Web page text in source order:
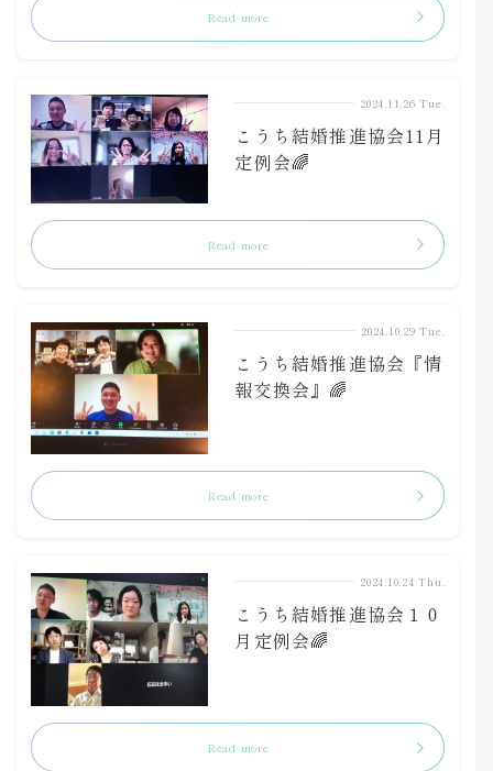
Read more
2024.11.26 Tue.
こうち結婚推進協会11月
定例会🌈
Read more
2024.10.29 Tue.
こうち結婚推進協会『情
報交換会』🌈
Read more
2024.10.24 Thu.
こうち結婚推進協会１０
月定例会🌈
Read more